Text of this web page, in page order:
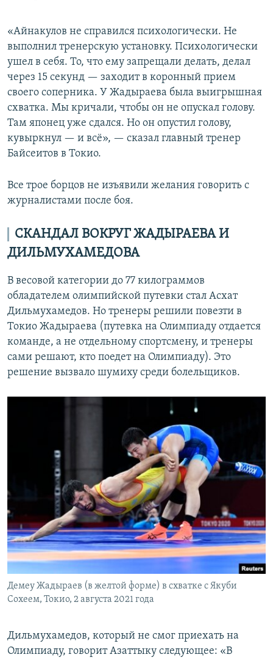
«Айнакулов не справился психологически. Не
выполнил тренерскую установку. Психологически
ушел в себя. То, что ему запрещали делать, делал
через 15 секунд — заходит в коронный прием
своего соперника. У Жадыраева была выигрышная
схватка. Мы кричали, чтобы он не опускал голову.
Там японец уже сдался. Но он опустил голову,
кувыркнул — и всё», — сказал главный тренер
Байсеитов в Токио.
Все трое борцов не изъявили желания говорить с
журналистами после боя.
СКАНДАЛ ВОКРУГ ЖАДЫРАЕВА И
ДИЛЬМУХАМЕДОВА
В весовой категории до 77 килограммов
обладателем олимпийской путевки стал Асхат
Дильмухамедов. Но тренеры решили повезти в
Токио Жадыраева (путевка на Олимпиаду отдается
команде, а не отдельному спортсмену, и тренеры
сами решают, кто поедет на Олимпиаду). Это
решение вызвало шумиху среди болельщиков.
Демеу Жадыраев (в желтой форме) в схватке с Якуби
Сохеем, Токио, 2 августа 2021 года
Дильмухамедов, который не смог приехать на
Олимпиаду, говорит Азаттыку следующее: «В